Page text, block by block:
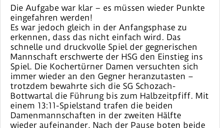
Die Aufgabe war klar – es müssen wieder Punkte
eingefahren werden!
Es war jedoch gleich in der Anfangsphase zu
erkennen, dass das nicht einfach wird. Das
schnelle und druckvolle Spiel der gegnerischen
Mannschaft erschwerte der HSG den Einstieg ins
Spiel. Die Kochertürner Damen versuchten sich
immer wieder an den Gegner heranzutasten –
trotzdem bewahrte sich die SG Schozach-
Bottwartal die Führung bis zum Halbzeitpfiff. Mit
einem 13:11-Spielstand trafen die beiden
Damenmannschaften in der zweiten Hälfte
wieder aufeinander. Nach der Pause boten beide